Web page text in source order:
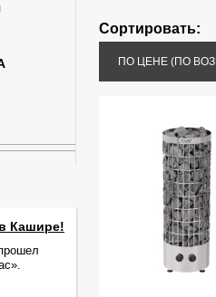
Сортировать:
ПО ЦЕНЕ (ПО
Кашире!